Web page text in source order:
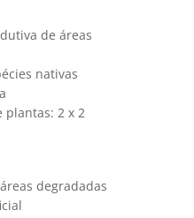
de áreas
nativas
plantas: 2 x 2
degradadas